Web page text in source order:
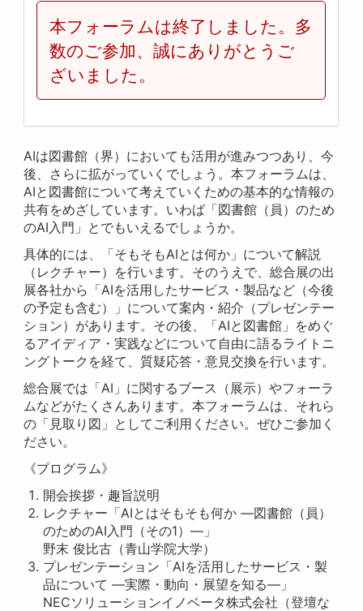
本フォーラムは終了しました。多
数のご参加、誠にありがとうご
ざいました。
AIは図書館（界）においても活用が進みつつあり、今
後、さらに拡がっていくでしょう。本フォーラムは、
AIと図書館について考えていくための基本的な情報の
共有をめざしています。いわば「図書館（員）のため
のAI入門」とでもいえるでしょうか。
具体的には、「そもそもAIとは何か」について解説
（レクチャー）を行います。そのうえで、総合展の出
展各社から「AIを活用したサービス・製品など（今後
の予定も含む）」について案内・紹介（プレゼンテー
ション）があります。その後、「AIと図書館」をめぐ
るアイディア・実践などについて自由に語るライトニ
ングトークを経て、質疑応答・意見交換を行います。
総合展では「AI」に関するブース（展示）やフォーラ
ムなどがたくさんあります。本フォーラムは、それら
の「見取り図」としてご利用ください。ぜひご参加く
ださい。
《プログラム》
開会挨拶・趣旨説明
レクチャー「AIとはそもそも何か —図書館（員）
のためのAI入門（その1）—」
野末 俊比古（青山学院大学）
プレゼンテーション「AIを活用したサービス・製
品について —実際・動向・展望を知る—」
NECソリューションイノベータ株式会社（登壇な